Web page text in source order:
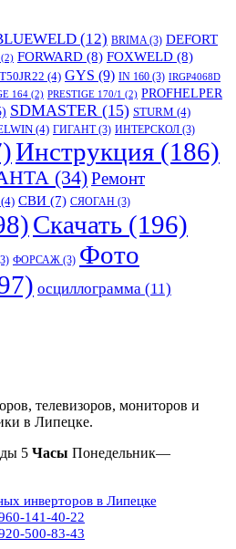
(12) BRIMA(3) DEFORT
(2) FORWARD (8) FOXWELD (8)
(4) GYS (9) IN 160 (3) IRGP4068D
164 (2) PRESTIGE 170/1 (2) PROFHELPER
SDMASTER (15) STURM (4)
(4) ГИГАНТ(3) ИНТЕРСКОЛ (3)
Инструкция (186)
(34)Ремонт
(4) СВИ (7) СЯОГАН (3)
Скачать (196)
ФОРСАЖ (3) Фото
осциллограмма (11)
телевизоров, мониторов и
в Липецке.
5 Часы Понедельник—
инверторов в Липецке
141-40-22
500-83-43